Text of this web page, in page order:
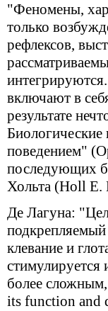
"Феномены,
только
рефлексов,
включают в
результате
Биологические
поведением"
последующих
Хольта (Holl Е.
Де Лагуна:
клевание и
стимулируется
более
its function and